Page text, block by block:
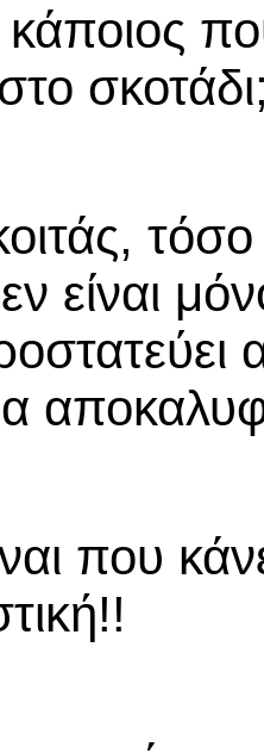
είναι
που